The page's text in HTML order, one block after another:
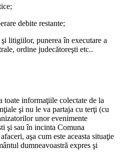
debite restante;
punerea în executare a
ordine judecătoreşti etc..
toate informaţiile colectate de la
şi nu le va partaja cu terţi (cu
unor evenimente
şi sau în incinta Comuna
aşa cum este aceasta situaţie
dumneavoastră expres şi